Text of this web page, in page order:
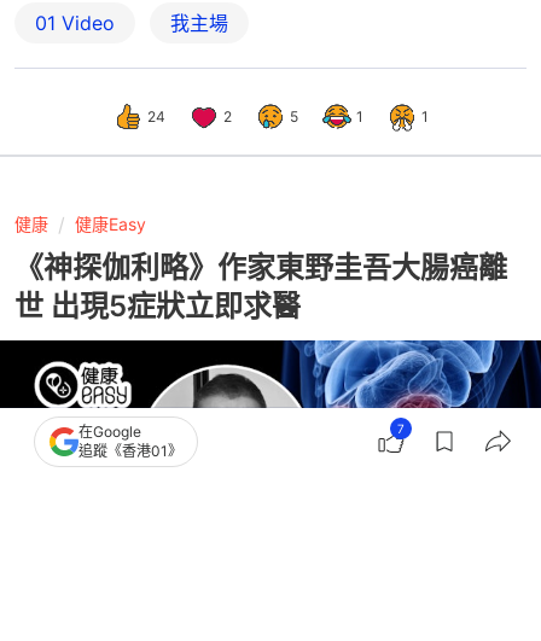
01 Video 我主場
24 2 5 1 1
健康 健康Easy
《神探伽利略》作家東野圭吾大腸癌離
世 出現5症狀立即求醫
在Google
追蹤《香港01》
7